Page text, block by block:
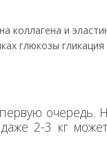
коллагена и
глюкозы гликация
очередь.
2-3 кг